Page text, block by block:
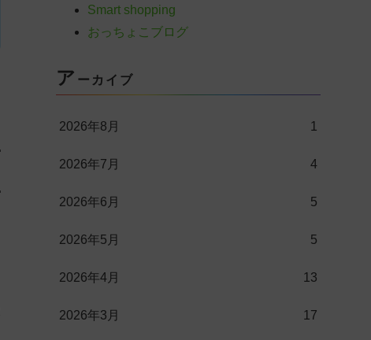
Smart shopping
おっちょこブログ
ア ーカイブ
2026年8月 1
2026年7月 4
2026年6月 5
2026年5月 5
2026年4月 13
2026年3月 17